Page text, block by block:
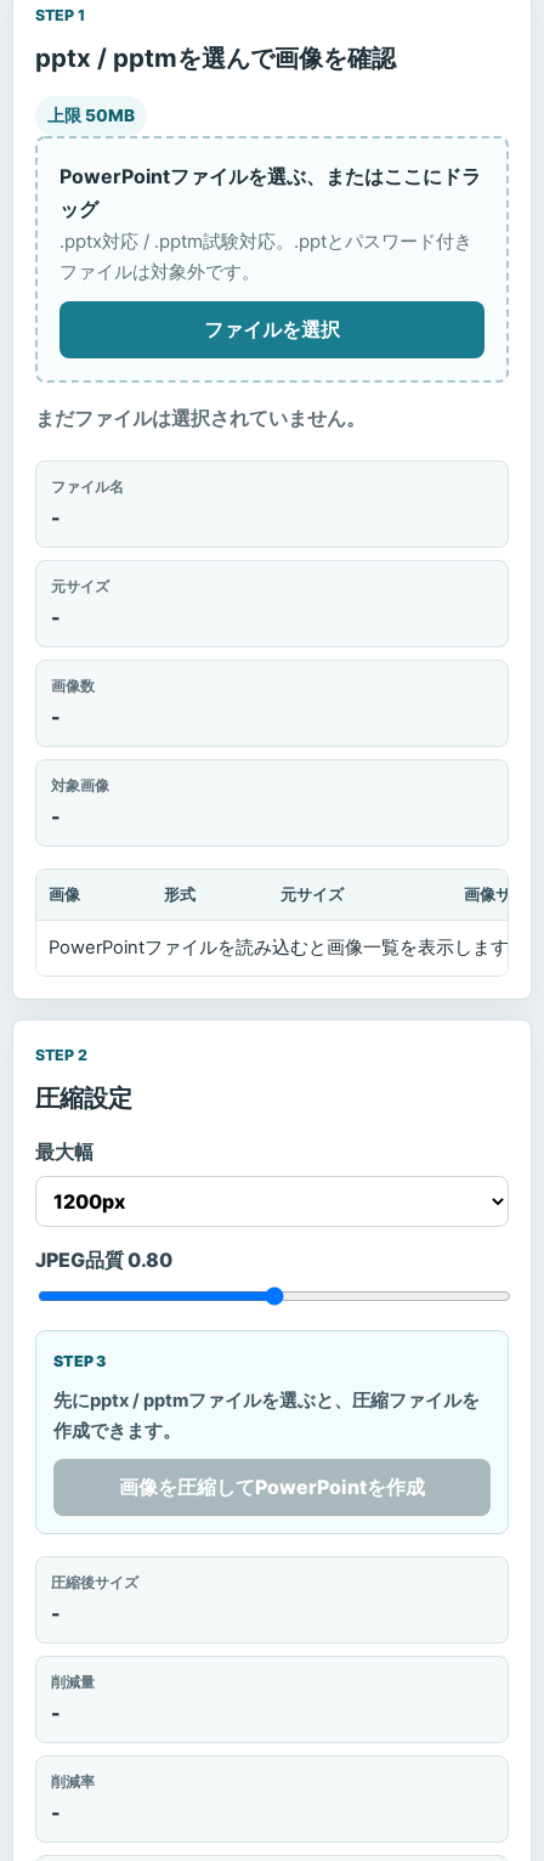
STEP 1
pptx / pptmを選んで画像を確認
上限 50MB
PowerPointファイルを選ぶ、またはここにドラ
ッグ
.pptx対応 / .pptm試験対応。.pptとパスワード付き
ファイルは対象外です。
ファイルを選択
まだファイルは選択されていません。
ファイル名
-
元サイズ
-
画像数
-
対象画像
-
画像 形式 元サイズ 画像サイズ
PowerPointファイルを読み込むと画像一覧を表示します。
STEP 2
圧縮設定
最大幅
JPEG品質0.80
STEP 3
先にpptx / pptmファイルを選ぶと、圧縮ファイルを
作成できます。
画像を圧縮してPowerPointを作成
圧縮後サイズ
-
削減量
-
削減率
-